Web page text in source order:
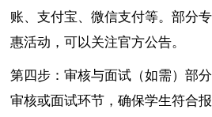
账、支付宝、微信支付等。部分
惠活动，可以关注官方公告。
第四步：审核与面试（如需）部
审核或面试环节，确保学生符合